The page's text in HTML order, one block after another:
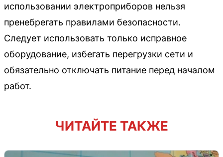
использовании электроприборов нельзя
пренебрегать правилами безопасности.
Следует использовать только исправное
оборудование, избегать перегрузки сети и
обязательно отключать питание перед началом
работ.
ЧИТАЙТЕ ТАКЖЕ